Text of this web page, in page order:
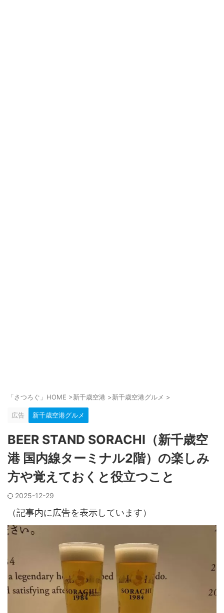
「さつろぐ」HOME >新千歳空港 >新千歳空港グルメ >
広告 新千歳空港グルメ
BEER STAND SORACHI（新千歳空
港 国内線ターミナル2階）の楽しみ
方や覚えておくと役立つこと
2025-12-29
（記事内に広告を表示しています）